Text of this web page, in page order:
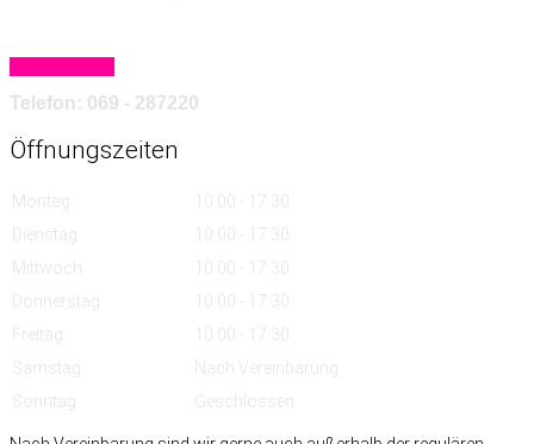
Telefon: 069 - 287220
Öffnungszeiten
Montag
10:00 - 17:30
Dienstag
10:00 - 17:30
Mittwoch
10:00 - 17:30
Donnerstag
10:00 - 17:30
Freitag
10:00 - 17:30
Samstag
Nach Vereinbarung
Sonntag
Geschlossen